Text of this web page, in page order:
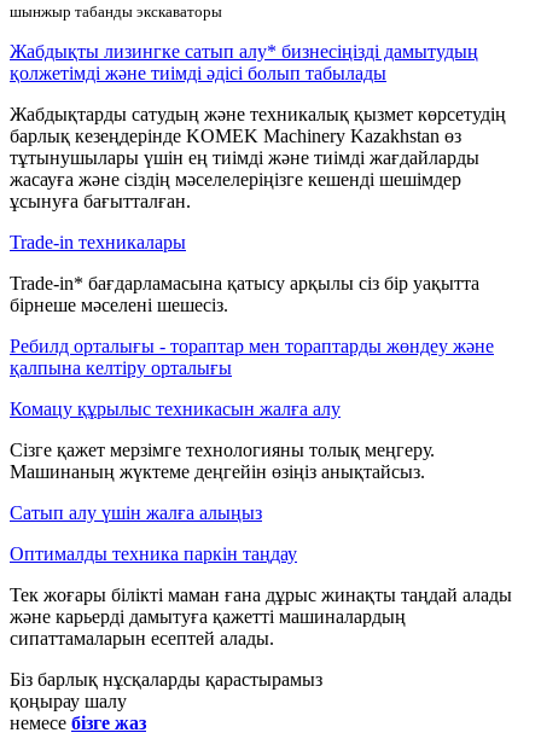
шынжыр табанды экскаваторы
Жабдықты лизингке сатып алу* бизнесіңізді дамытудың
қолжетімді және тиімді әдісі болып табылады
Жабдықтарды сатудың және техникалық қызмет көрсетудің
барлық кезеңдерінде KOMEK Machinery Kazakhstan өз
тұтынушылары үшін ең тиімді және тиімді жағдайларды
жасауға және сіздің мәселелеріңізге кешенді шешімдер
ұсынуға бағытталған.
Trade-in техникалары
Trade-in* бағдарламасына қатысу арқылы сіз бір уақытта
бірнеше мәселені шешесіз.
Ребилд орталығы - тораптар мен тораптарды жөндеу және
қалпына келтіру орталығы
Комацу құрылыс техникасын жалға алу
Сізге қажет мерзімге технологияны толық меңгеру.
Машинаның жүктеме деңгейін өзіңіз анықтайсыз.
Сатып алу үшін жалға алыңыз
Оптималды техника паркін таңдау
Тек жоғары білікті маман ғана дұрыс жинақты таңдай алады
және карьерді дамытуға қажетті машиналардың
сипаттамаларын есептей алады.
Біз барлық нұсқаларды қарастырамыз
қоңырау шалу
немесе бізге жаз